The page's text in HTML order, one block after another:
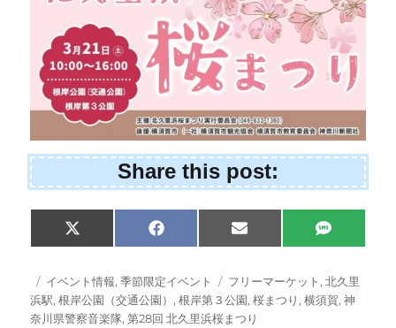
Share this post:
Share
on
X
(
w
t
t
Share
on
F
a
e
b
o
o
Share
on
E
m
i
l
Share
on
S
M
投
稿
日:
カ
テ
ゴ
イベント情報,季節限定イベント
タ
グ
フリーマーケット ,北久里
浜駅,根岸公園（交通公園） ,根岸第３公園,桜まつり ,横須賀,神
奈川県警察音楽隊,第28回 北久里浜桜まつり